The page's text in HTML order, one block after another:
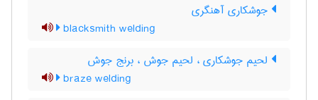
جوشکاری آهنگری
blacksmith welding
لحیم جوشکاری ، لحیم جوش ، برنج جوش
braze welding